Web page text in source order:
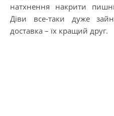
натхнення накрити
Діви все-таки дуже
доставка – їх кращий друг.